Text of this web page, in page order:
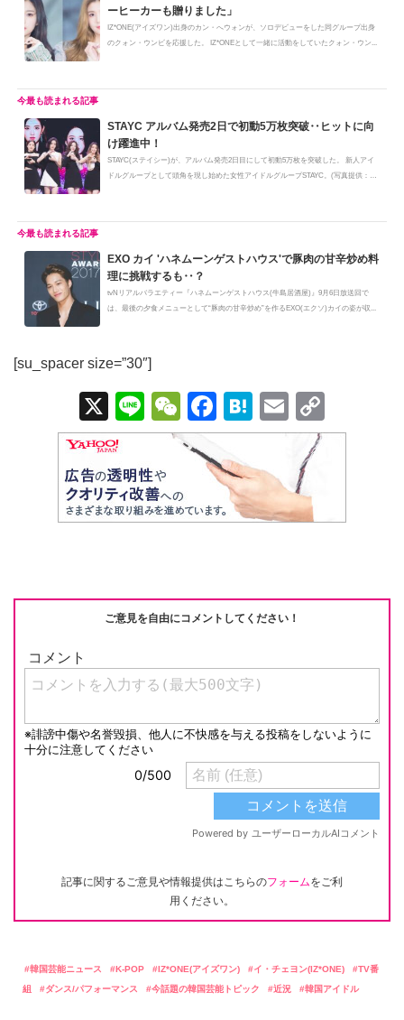
ーヒーカーも贈りました」
IZ*ONE(アイズワン)出身のカン・へウォンが、ソロデビューをした同グループ出身
のクォン・ウンビを応援した。 IZ*ONEとして一緒に活動をしていたクォン・ウン...
STAYC アルバム発売2日で初動5万枚突破‥ヒットに向
け躍進中！
STAYC(ステイシー)が、アルバム発売2日目にして初動5万枚を突破した。 新人アイ
ドルグループとして頭角を現し始めた女性アイドルグループSTAYC。(写真提供：
EXO カイ 'ハネムーンゲストハウス'で豚肉の甘辛炒め料
理に挑戦するも‥？
tvNリアルバラエティー『ハネムーンゲストハウス(牛島居酒屋)』9月6日放送回で
は、最後の夕食メニューとして“豚肉の甘辛炒め”を作るEXO(エクソ)カイの姿が収...
[su_spacer size=”30″]
X
Li
n
e
W
e
C
at
F
a
c
e
b
k
H
at
e
n
a
E
m
ail
o
Li
ご意見を自由にコメントしてください！
記事に関するご意見や情報提供はこちらのフォームをご利
用ください。
韓国芸能ニュース K-POP IZ*ONE(アイズワン) イ・チェヨン(IZ*ONE)
TV番
組
ダンス/パフォーマンス 今話題の韓国芸能トピック 近況 韓国アイドル